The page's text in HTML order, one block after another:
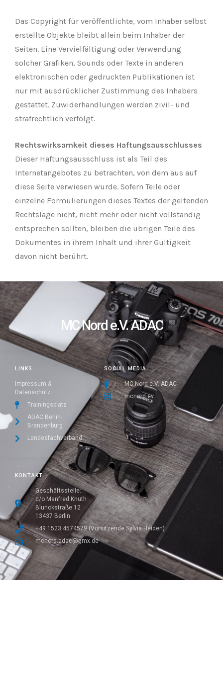
Das Copyright für veröffentlichte, vom Inhaber selbst
erstellte Objekte bleibt allein beim Inhaber der
Seiten. Eine Vervielfältigung oder Verwendung
solcher Grafiken, Sounds oder Texte in anderen
elektronischen oder gedruckten Publikationen ist
nur mit ausdrücklicher Zustimmung des Inhabers
gestattet. Zuwiderhandlungen werden zivil- und
strafrechtlich verfolgt.
Rechtswirksamkeit dieses Haftungsausschlusses
Dieser Haftungsausschluss ist als Teil des
Internetangebotes zu betrachten, von dem aus auf
diese Seite verwiesen wurde. Sofern Teile oder
einzelne Formulierungen dieses Textes der geltenden
Rechtslage nicht, nicht mehr oder nicht vollständig
entsprechen sollten, bleiben die übrigen Teile des
Dokumentes in ihrem Inhalt und ihrer Gültigkeit
davon nicht berührt.
KONTAKT
Geschäftsstelle:
c/o Manfred Knuth
Blunckstraße 12
13437 Berlin
+49 1523 4574579 (Vorsitzende Sylvia Heiden)
mcnord.adac@gmx.de
SOCIAL MEDIA
MC Nord e.V. ADAC
mcnord.ev
LINKS
Impressum &
Datenschutz
Trainingsplatz
ADAC Berlin-
Brandenburg
Landesfachverband
MC Nord e.V. ADAC